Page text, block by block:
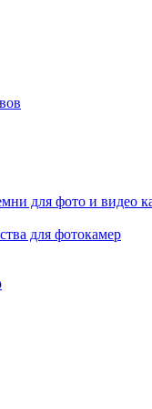
для фото и видео
для фотокамер